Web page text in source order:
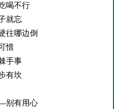
喝不行
就忘
往哪边倒
惜
手事
有坎
别有用心